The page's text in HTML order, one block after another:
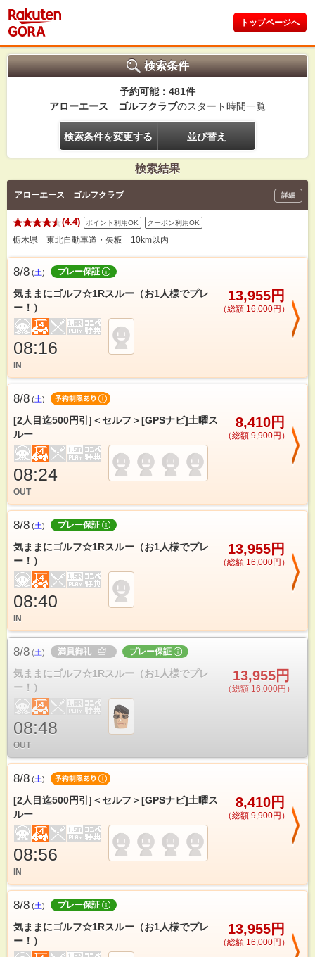
トップページへ
検索条件
予約可能：481件
アローエース ゴルフクラブのスタート時間一覧
検索条件を変更する 並び替え
検索結果
アローエース ゴルフクラブ 詳細
(4.4) ポイント利用OK クーポン利用OK
栃木県 東北自動車道・矢板 10km以内
8/8 (土) プレー保証
気ままにゴルフ☆1Rスルー（お1人様でプレ
ー！）
13,955円
（総額 16,000円）
08:16
IN
8/8 (土)
[2人目迄500円引]＜セルフ＞[GPSナビ]土曜ス
ルー
8,410円
（総額 9,900円）
08:24
OUT
8/8 (土) プレー保証
気ままにゴルフ☆1Rスルー（お1人様でプレ
ー！）
13,955円
（総額 16,000円）
08:40
IN
8/8 (土) 満員御礼 プレー保証
気ままにゴルフ☆1Rスルー（お1人様でプレ
ー！）
13,955円
（総額 16,000円）
08:48
OUT
8/8 (土)
[2人目迄500円引]＜セルフ＞[GPSナビ]土曜ス
ルー
8,410円
（総額 9,900円）
08:56
IN
8/8 (土) プレー保証
気ままにゴルフ☆1Rスルー（お1人様でプレ
ー！）
13,955円
（総額 16,000円）